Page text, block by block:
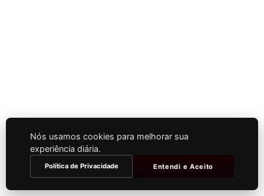
Nós usamos cookies para melhorar sua
experiência diária.
Política de Privacidade Entendi e Aceito